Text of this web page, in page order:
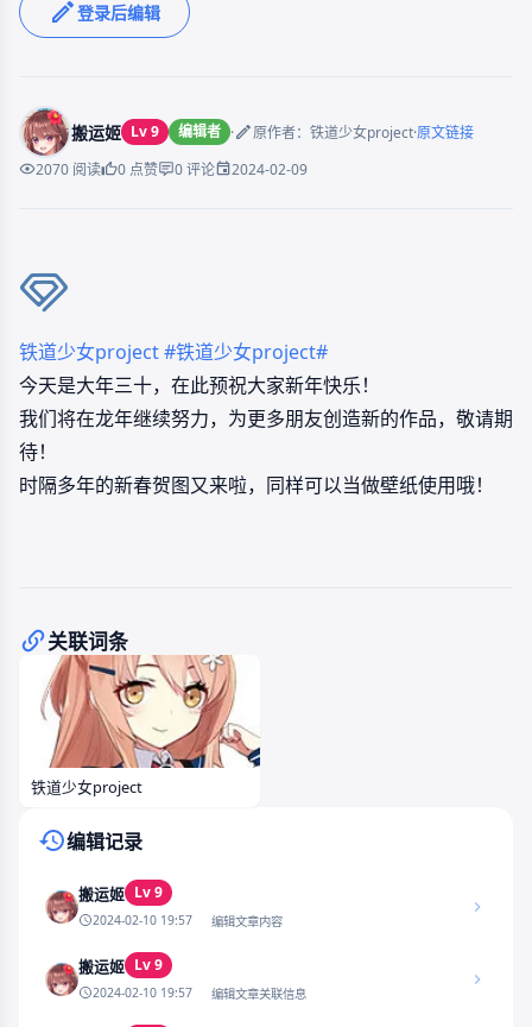
登录后编辑
搬运姬 Lv 9 编辑者 · 原作者：铁道少女project·原文链接
2070 阅读
0 点赞 0 评论 2024-02-09
铁道少女project#铁道少女project#
今天是大年三十，在此预祝大家新年快乐！
我们将在龙年继续努力，为更多朋友创造新的作品，敬请期
待！
时隔多年的新春贺图又来啦，同样可以当做壁纸使用哦！
关联词条
铁道少女project
编辑记录
搬运姬 Lv 9
2024-02-10 19:57 编辑文章内容
搬运姬 Lv 9
2024-02-10 19:57 编辑文章关联信息